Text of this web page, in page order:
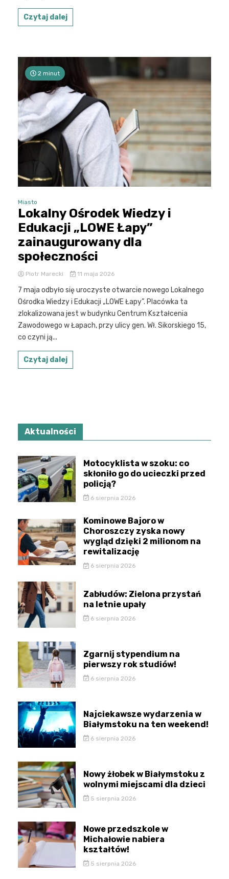
Czytaj dalej
2 minut
Miasto
Lokalny Ośrodek Wiedzy i
Edukacji „LOWE Łapy”
zainaugurowany dla
społeczności
Piotr Marecki 11 maja 2026
7 maja odbyło się uroczyste otwarcie nowego Lokalnego
Ośrodka Wiedzy i Edukacji „LOWE Łapy”. Placówka ta
zlokalizowana jest w budynku Centrum Kształcenia
Zawodowego w Łapach, przy ulicy gen. Wł. Sikorskiego 15,
co czyni ją...
Czytaj dalej
Aktualności
Motocyklista w szoku: co
skłoniło go do ucieczki przed
policją?
6 sierpnia 2026
Kominowe Bajoro w
Choroszczy zyska nowy
wygląd dzięki 2 milionom na
rewitalizację
6 sierpnia 2026
Zabłudów: Zielona przystań
na letnie upały
6 sierpnia 2026
Zgarnij stypendium na
pierwszy rok studiów!
6 sierpnia 2026
Najciekawsze wydarzenia w
Białymstoku na ten weekend!
6 sierpnia 2026
Nowy żłobek w Białymstoku z
wolnymi miejscami dla dzieci
5 sierpnia 2026
Nowe przedszkole w
Michałowie nabiera
kształtów!
5 sierpnia 2026